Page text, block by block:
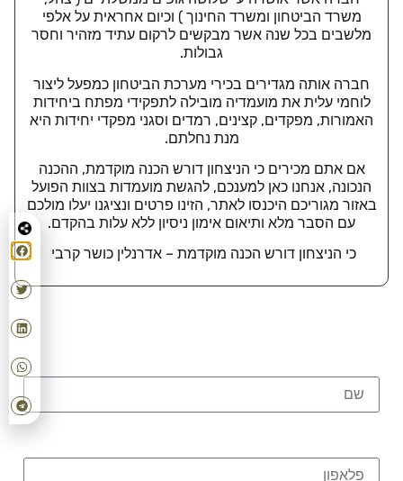
משרד הביטחון ומשרד החינוך ) וכיום אחראית על אלפי
מלשבים בכל שנה אשר מבקשים לרקום עתיד מזהיר וחסר
גבולות.
חברה אותה מגדירים בכירי מערכת הביטחון כמפעל ליצור
לוחמי עלית את מועמדיה מובילה לתפקידי מפתח ביחידות
האמורות, מפקדים, קצינים, רמדים וסגני מפקדי יחידות היא
מנת נחלתם.
אם אתם מכירים כי הניצחון דורש הכנה מוקדמת, ההכנה
הנכונה, אנחנו כאן למענכם, להגשת מועמדות בצוות הפועל
באזור מגוריכם היכנסו לאתר, הזינו פרטים ונציגנו יעלו מולכם
עם הסבר מלא ותיאום אימון ניסיון ללא עלות בהקדם.
כי הניצחון דורש הכנה מוקדמת – אדרנלין כושר קרבי